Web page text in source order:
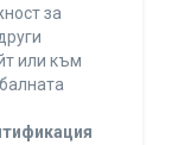
за
или към